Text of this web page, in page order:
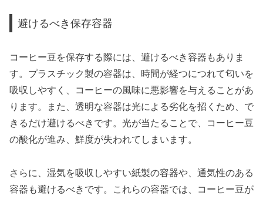
避けるべき保存容器
コーヒー豆を保存する際には、避けるべき容器もありま
す。プラスチック製の容器は、時間が経つにつれて匂いを
吸収しやすく、コーヒーの風味に悪影響を与えることがあ
ります。また、透明な容器は光による劣化を招くため、で
きるだけ避けるべきです。光が当たることで、コーヒー豆
の酸化が進み、鮮度が失われてしまいます。
さらに、湿気を吸収しやすい紙製の容器や、通気性のある
容器も避けるべきです。これらの容器では、コーヒー豆が